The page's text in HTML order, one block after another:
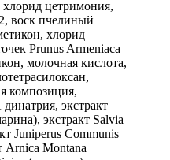
цетримония,
воск пчелиный
хлорид
Prunus Armeniaca
молочная кислота,
композиция,
экстракт
экстракт Salvia
Juniperus Communis
Arnica Montana